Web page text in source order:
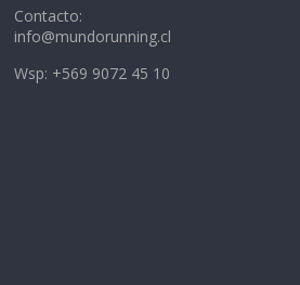
Contacto:
info@mundorunning.cl
Wsp: +569 9072 45 10